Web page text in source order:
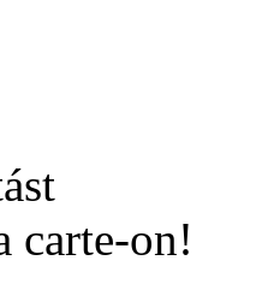
carte-on!